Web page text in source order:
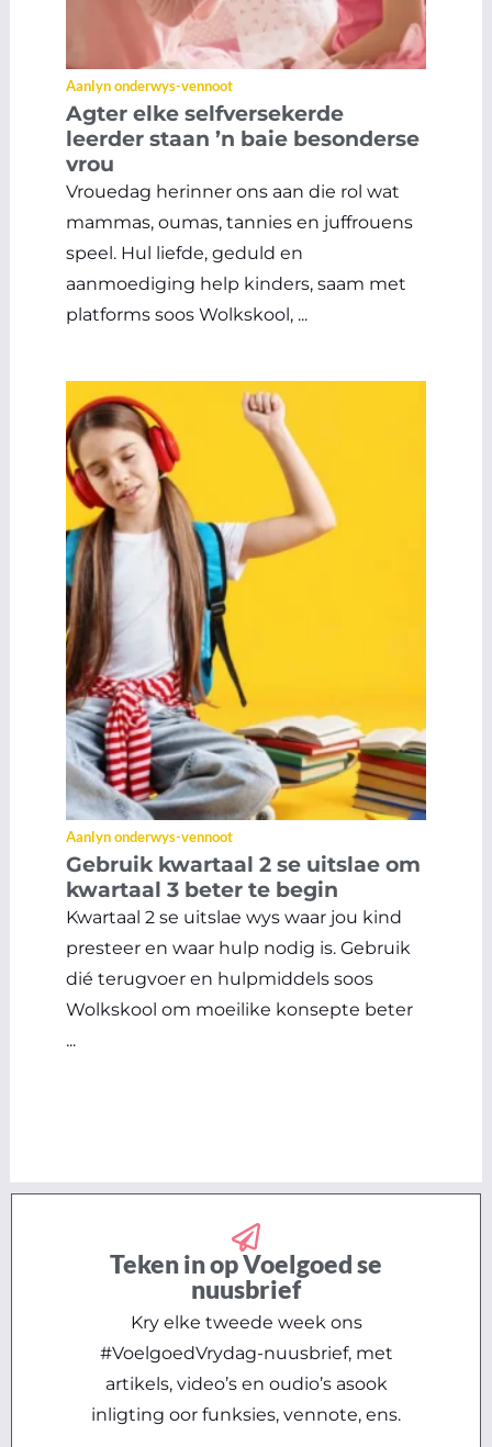
Aanlyn onderwys-vennoot
Agter elke selfversekerde
leerder staan ’n baie besonderse
vrou
Vrouedag herinner ons aan die rol wat
mammas, oumas, tannies en juffrouens
speel. Hul liefde, geduld en
aanmoediging help kinders, saam met
platforms soos Wolkskool, ...
Aanlyn onderwys-vennoot
Gebruik kwartaal 2 se uitslae om
kwartaal 3 beter te begin
Kwartaal 2 se uitslae wys waar jou kind
presteer en waar hulp nodig is. Gebruik
dié terugvoer en hulpmiddels soos
Wolkskool om moeilike konsepte beter
...
Teken in op Voelgoed se
nuusbrief
Kry elke tweede week ons
#VoelgoedVrydag-nuusbrief, met
artikels, video’s en oudio’s asook
inligting oor funksies, vennote, ens.